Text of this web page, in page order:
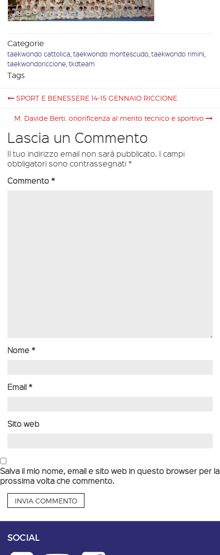
Categorie
taekwondo cattolica taekwondo montescudo taekwondo rimini
taekwondoriccione tkdteam
Tags
SPORT E BENESSERE 14-15 GENNAIO RICCIONE
M. Davide Berti, onorificenza al merito tecnico e sportivo
Lascia un Commento
Il tuo indirizzo email non sarà pubblicato. I campi
obbligatori sono contrassegnati *
Commento*
Nome*
Email*
Sito web
Salva il mio nome, email e sito web in questo browser per la
prossima volta che commento.
SOCIAL